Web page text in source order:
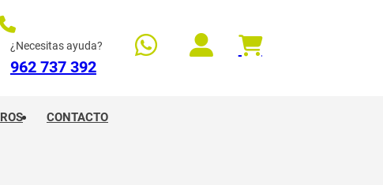
¿Necesitas ayuda?
962 737 392
CONTACTO